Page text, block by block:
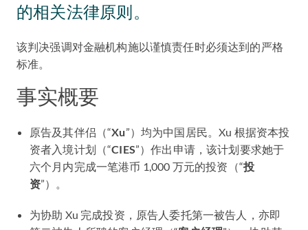
的相关法律原则。
该判决强调对金融机构施以谨慎责任时必须达到的严格
标准。
事实概要
原告及其伴侣（“Xu”）均为中国居民。Xu 根据资本投
资者入境计划（“CIES”）作出申请，该计划要求她于
六个月内完成一笔港币 1,000 万元的投资（“投
资”）。
为协助 Xu 完成投资，原告人委托第一被告人，亦即